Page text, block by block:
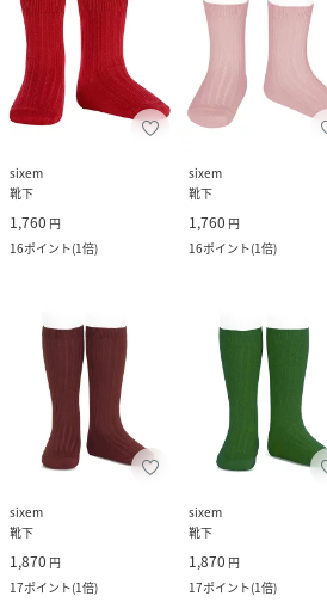
sixem
靴下
1,760 円
16ポイント(1倍)
sixem
靴下
1,760 円
16ポイント(1倍)
sixem
靴下
1,870 円
17ポイント(1倍)
sixem
靴下
1,870 円
17ポイント(1倍)